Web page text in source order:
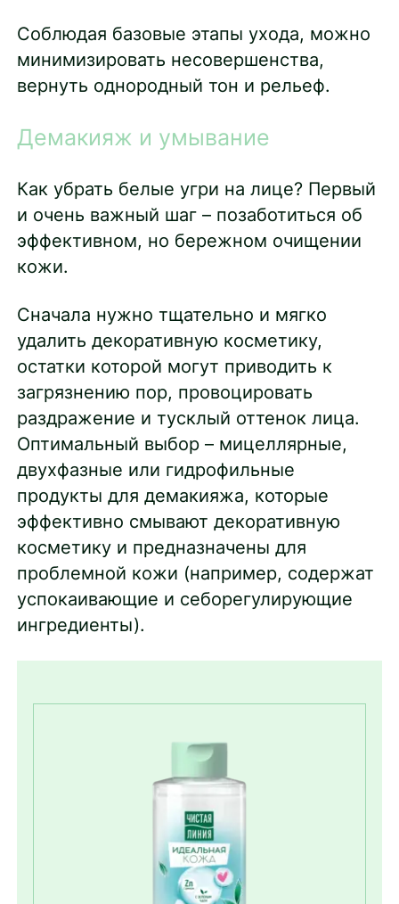
Соблюдая базовые этапы ухода, можно
минимизировать несовершенства,
вернуть однородный тон и рельеф.
Демакияж и умывание
Как убрать белые угри на лице? Первый
и очень важный шаг – позаботиться об
эффективном, но бережном очищении
кожи.
Сначала нужно тщательно и мягко
удалить декоративную косметику,
остатки которой могут приводить к
загрязнению пор, провоцировать
раздражение и тусклый оттенок лица.
Оптимальный выбор – мицеллярные,
двухфазные или гидрофильные
продукты для демакияжа, которые
эффективно смывают декоративную
косметику и предназначены для
проблемной кожи (например, содержат
успокаивающие и себорегулирующие
ингредиенты).